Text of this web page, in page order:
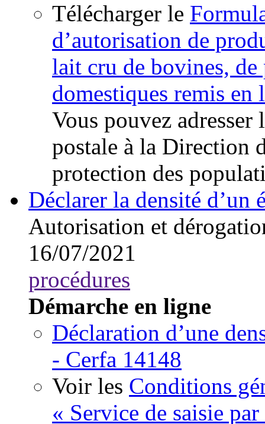
Télécharger le
d’autorisation de
lait cru de bovines, de
domestiques remis en
Vous pouvez adresser
postale à la Direction
protection des
Déclarer la densité d’un
Autorisation et
16/07/2021
procédures
Démarche en ligne
Déclaration d’une
- Cerfa 14148
Voir les Conditions
« Service de saisie